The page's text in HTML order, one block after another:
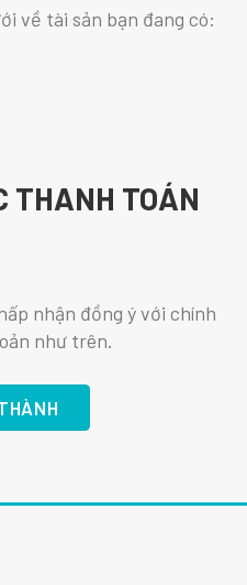
về tài sản bạn đang có:
THANH TOÁN
nhận đồng ý với chính
như trên.